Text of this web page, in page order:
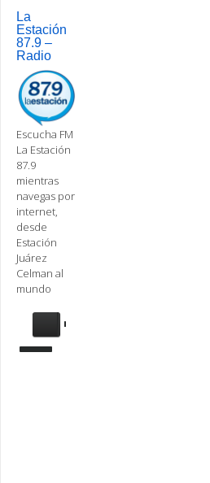
navigation
La
Estación
87.9 –
Radio
Escucha FM
La Estación
87.9
mientras
navegas por
internet,
desde
Estación
Juárez
Celman al
mundo